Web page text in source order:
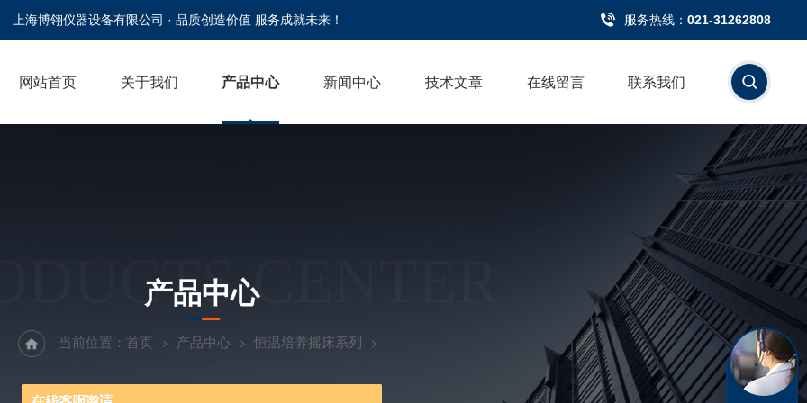
上海博翎仪器设备有限公司 · 品质创造价值 服务成就未来！ 服务热线： 021-31262808
网站首页 关于我们 产品中心 新闻中心 技术文章 在线留言 联系我们
CENTER
产品中心
当前位置： 首页 产品中心 恒温培养摇床系列